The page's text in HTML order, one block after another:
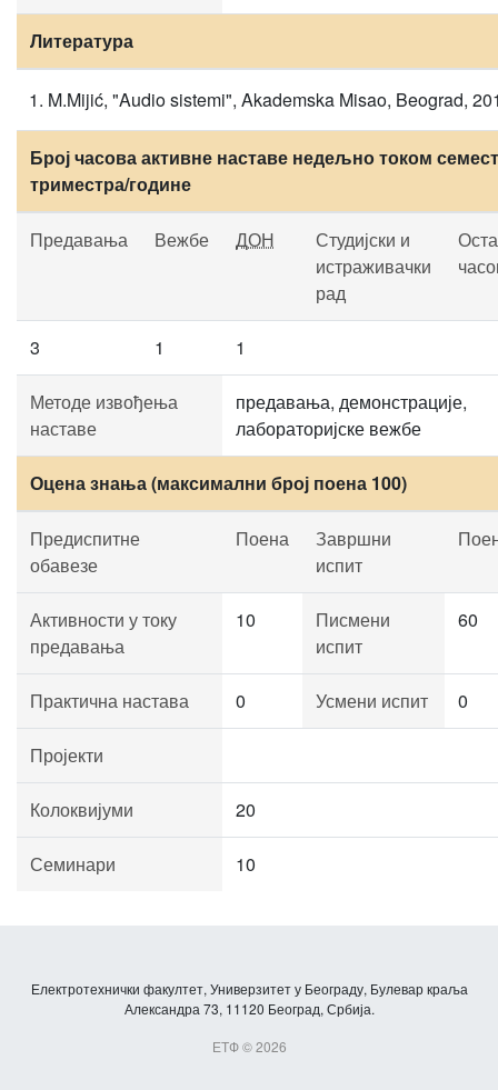
Литература
M.Mijić, "Audio sistemi", Akademska Misao, Beograd,
Број часова активне наставе недељно током
триместра/године
Предавања Вежбе ДОН
Студијски и
истраживачки
рад
3 1 1
Методе извођења
наставе
предавања, демонстрације,
лабораторијске вежбе
Оцена знања (максимални број поена 100)
Предиспитне
обавезе
Поена
Завршни
испит
Активности у току
предавања
10
Писмени
испит
60
Практична настава 0 Усмени испит 0
Пројекти
Колоквијуми 20
Семинари 10
Електротехнички факултет, Универзитет у Београду, Булевар краља
Александра 73, 11120 Београд, Србија.
ЕТФ © 2026